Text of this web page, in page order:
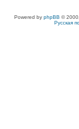
Powered by phpBB ©
Русская